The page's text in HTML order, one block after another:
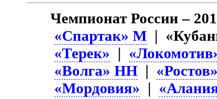
Чемпионат России –
«Спартак» М |
«Терек» |
«Волга» НН |
«Мордовия» |